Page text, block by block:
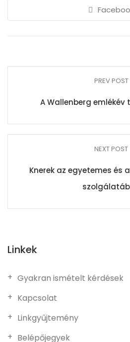
PREV POST
A Wallenberg
NEXT POST
Knerek az egyetemes és
Linkek
Gyakran ismételt kérdések
Kapcsolat
Linkgyűjtemény
Belépőjegyek